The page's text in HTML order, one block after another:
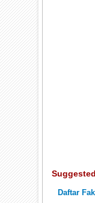
Daftar